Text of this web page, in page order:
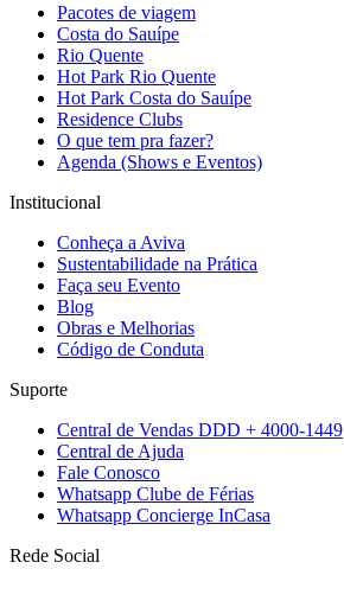
Pacotes de viagem
Costa do Sauípe
Rio Quente
Hot Park Rio Quente
Hot Park Costa do Sauípe
Residence Clubs
O que tem pra fazer?
Agenda (Shows e Eventos)
Institucional
Conheça a Aviva
Sustentabilidade na Prática
Faça seu Evento
Blog
Obras e Melhorias
Código de Conduta
Suporte
Central de Vendas DDD + 4000-1449
Central de Ajuda
Fale Conosco
Whatsapp Clube de Férias
Whatsapp Concierge InCasa
Rede Social